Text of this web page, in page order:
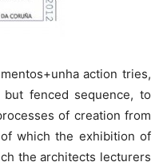
action tries,
fenced sequence, to
of creation from
which the exhibition of
the architects lecturers